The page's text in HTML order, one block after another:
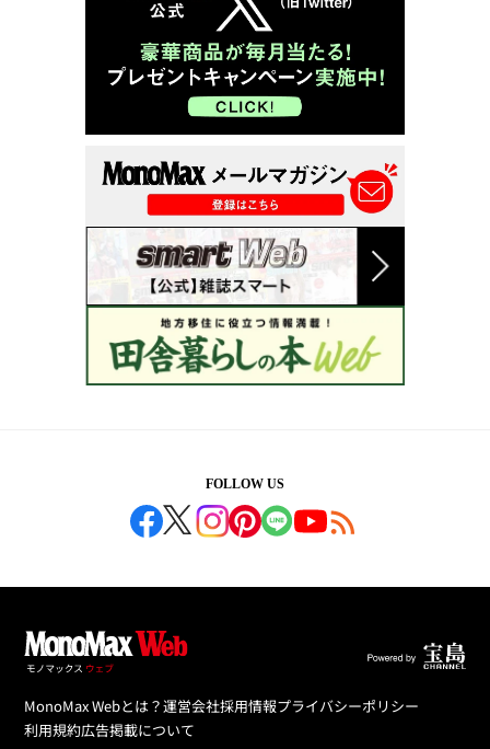
FOLLOW US
MonoMax Webとは？運営会社採用情報プライバシーポリシー
利用規約広告掲載について